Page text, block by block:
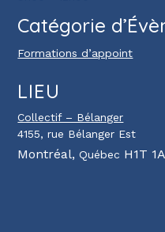
Catégorie
Formations d’appoint
LIEU
Collectif – Bélanger
4155, rue Bélanger Est
Montréal, Québec H1T